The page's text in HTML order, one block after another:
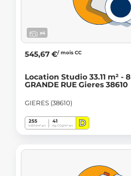
x4
545,67 €/ mois CC
Location Studio 33.11 m² - 8
GRANDE RUE Gieres 38610
GIERES (38610)
255
kWh/m².an
41
Kg CO2/m².an D